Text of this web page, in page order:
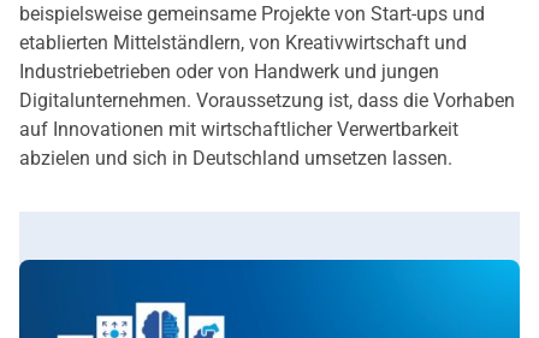
beispielsweise gemeinsame Projekte von Start-ups und
etablierten Mittelständlern, von Kreativwirtschaft und
Industriebetrieben oder von Handwerk und jungen
Digitalunternehmen. Voraussetzung ist, dass die Vorhaben
auf Innovationen mit wirtschaftlicher Verwertbarkeit
abzielen und sich in Deutschland umsetzen lassen.